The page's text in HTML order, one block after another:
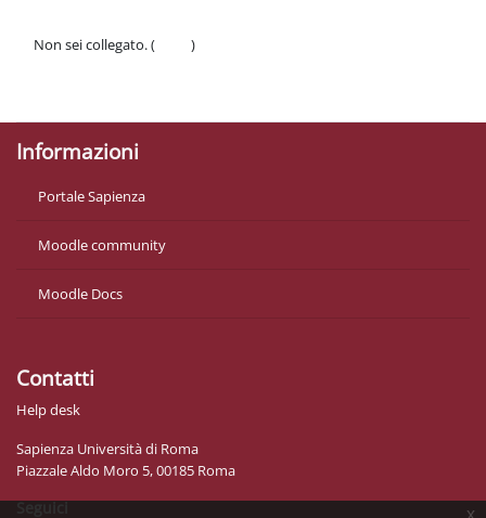
x
Non sei collegato. (
)
Informazioni
Portale Sapienza
Moodle community
Moodle Docs
Contatti
Help desk
Sapienza Università di Roma
Piazzale Aldo Moro 5, 00185 Roma
Seguici